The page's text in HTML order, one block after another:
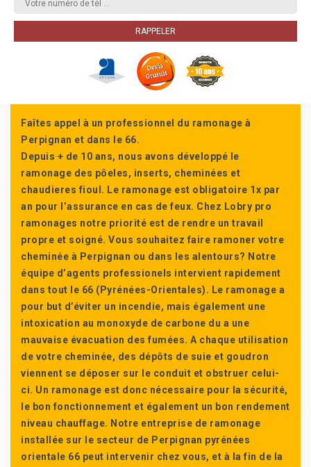
Faîtes appel à un professionnel du ramonage à
Perpignan et dans le 66.
Depuis + de 10 ans, nous avons développé le
ramonage des pôeles, inserts, cheminées et
chaudieres fioul. Le ramonage est obligatoire 1x par
an pour l’assurance en cas de feux. Chez Lobry pro
ramonages notre priorité est de rendre un travail
propre et soigné. Vous souhaitez faire ramoner votre
cheminée à Perpignan ou dans les alentours? Notre
équipe d’agents professionels intervient rapidement
dans tout le 66 (Pyrénées-Orientales). Le ramonage a
pour but d’éviter un incendie, mais également une
intoxication au monoxyde de carbone du a une
mauvaise évacuation des fumées. A chaque utilisation
de votre cheminée, des dépôts de suie et goudron
viennent se déposer sur le conduit et obstruer celui-
ci. Un ramonage est donc nécessaire pour la sécurité,
le bon fonctionnement et également un bon rendement
niveau chauffage. Notre entreprise de ramonage
installée sur le secteur de Perpignan pyrénées
orientale 66 peut intervenir chez vous, et à la fin de la